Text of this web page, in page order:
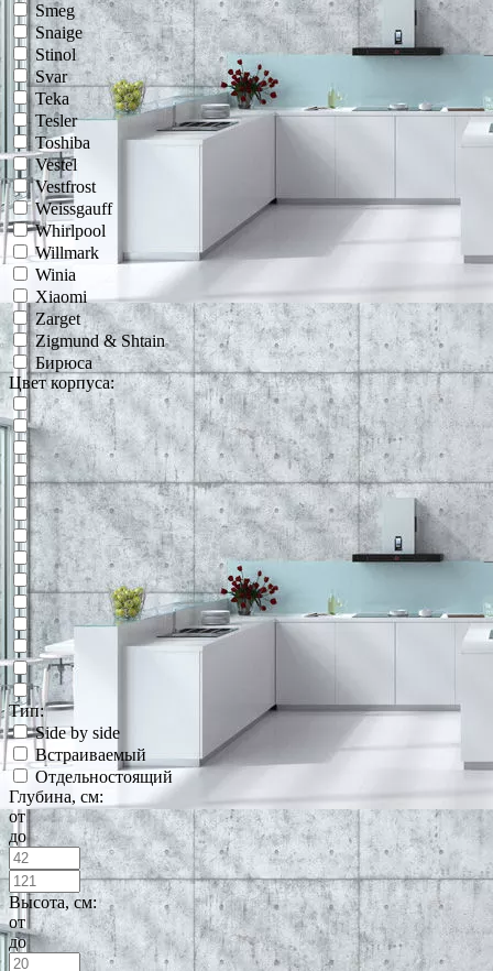
Smeg
Snaige
Stinol
Svar
Teka
Tesler
Toshiba
Vestel
Vestfrost
Weissgauff
Whirlpool
Willmark
Winia
Xiaomi
Zarget
Zigmund & Shtain
Бирюса
Цвет корпуса:
Тип:
Side by side
Встраиваемый
Отдельностоящий
Глубина, см:
от
до
Высота, см:
от
до